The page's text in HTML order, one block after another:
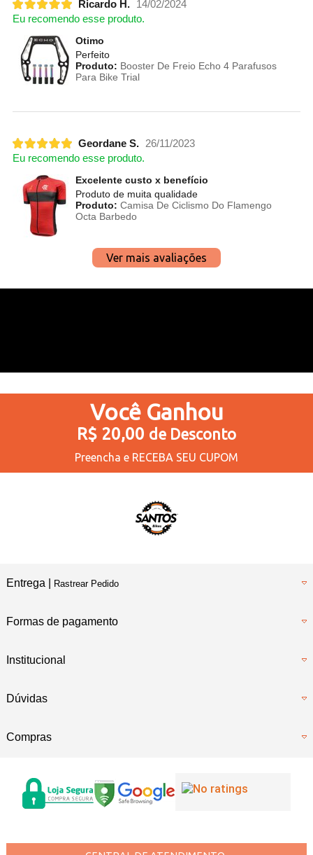
Ricardo H.
14/02/2024
Eu recomendo esse produto.
Otimo
Perfeito
Produto: Booster De Freio Echo 4 Parafusos
Para Bike Trial
Geordane S.
26/11/2023
Eu recomendo esse produto.
Excelente custo x benefício
Produto de muita qualidade
Produto: Camisa De Ciclismo Do Flamengo
Octa Barbedo
Ver mais avaliações
Você Ganhou
R$ 20,00 de Desconto
Preencha e RECEBA SEU CUPOM
Entrega | Rastrear Pedido
Formas de pagamento
Institucional
Dúvidas
Compras